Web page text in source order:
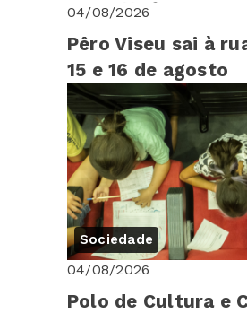
04/08/2026
Pêro Viseu sai à
15 e 16 de agosto
Sociedade
04/08/2026
Polo de Cultura e